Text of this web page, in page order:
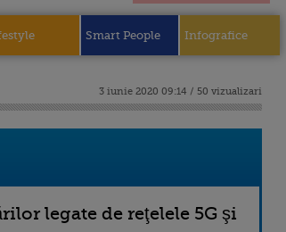
Smart People Infografice
3 iunie 2020 09:14 / 50 vizualizari
legate de reţelele 5G şi